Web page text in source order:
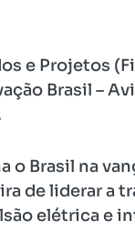
e Projetos
Brasil –
Brasil na
de liderar a
elétrica e